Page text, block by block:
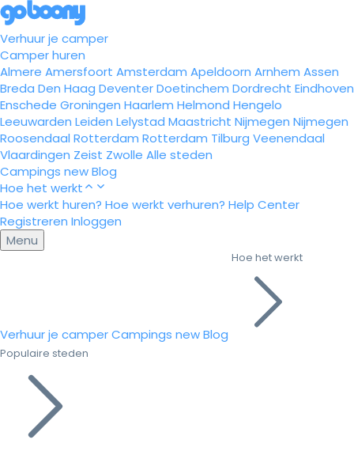
Verhuur je camper
Camper huren
Almere Amersfoort Amsterdam Apeldoorn Arnhem Assen
Breda Den Haag DeventerDoetinchem Dordrecht Eindhoven
Enschede Groningen Haarlem Helmond Hengelo
Leeuwarden Leiden Lelystad Maastricht Nijmegen Nijmegen
Roosendaal Rotterdam Rotterdam Tilburg Veenendaal
Vlaardingen Zeist Zwolle Alle steden
Campings newBlog
Hoe het werkt
Hoe werkt huren? Hoe werkt verhuren? Help Center
Registreren Inloggen
Menu
Verhuur je camperCampings newBlog
Hoe het werkt
Populaire steden